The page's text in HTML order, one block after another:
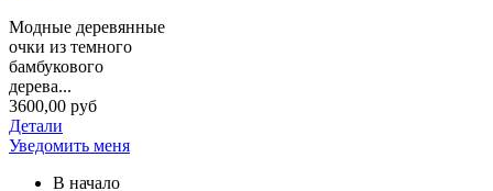
Модные деревянные
очки из темного
бамбукового
дерева...
3600,00 руб
Детали
Уведомить меня
В начало